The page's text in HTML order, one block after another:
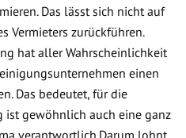
Das lässt sich nicht auf
Vermieters zurückführen.
hat aller Wahrscheinlichkeit
einen
Das bedeutet, für die
gewöhnlich auch eine ganz